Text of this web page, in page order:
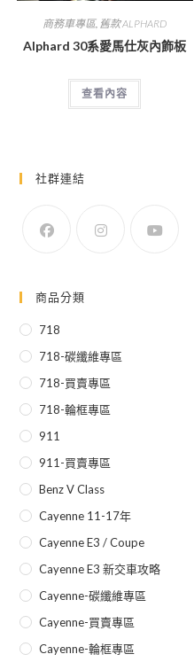
商務車專區, 舊款 ALPHARD
Alphard 30系愛馬仕灰內飾板
查看內容
社群連結
商品分類
718
718-碳纖維專區
718-買賣專區
718-輪框專區
911
911-買賣專區
Benz V Class
Cayenne 11-17年
Cayenne E3 / Coupe
Cayenne E3 新交車攻略
Cayenne-碳纖維專區
Cayenne-買賣專區
Cayenne-輪框專區